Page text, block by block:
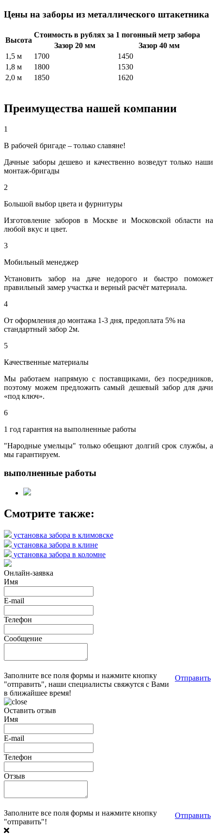
Цены на заборы из металлического штакетника
Высота
Стоимость в рублях за 1 погонный метр забора
Зазор 20 мм
Зазор 40 мм
1,5 м
1700
1450
1,8 м
1800
1530
2,0 м
1850 1620
Преимущества нашей компании
1
В рабочей бригаде – только славяне!
Дачные заборы дешево и качественно возведут только наши
монтаж-бригады
2
Большой выбор цвета и фурнитуры
Изготовление заборов в Москве и Московской области на
любой вкус и цвет.
3
Мобильный менеджер
Установить забор на даче недорого и быстро поможет
правильный замер участка и верный расчёт материала.
4
От оформления до монтажа 1-3 дня, предоплата 5% на
стандартный забор 2м.
5
Качественные материалы
Мы работаем напрямую с поставщиками, без посредников,
поэтому можем предложить самый дешевый забор для дачи
«под ключ».
6
1 год гарантия на выполненные работы
"Народные умельцы" только обещают долгий срок службы, а
мы гарантируем.
выполненные работы
Смотрите также:
установка забора в климовске
установка забора в клине
установка забора в коломне
Онлайн-заявка
Имя
E-mail
Телефон
Сообщение
Отправить
Заполните все поля формы и нажмите кнопку
"отправить", наши специалисты свяжутся с Вами
в ближайшее время!
Оставить отзыв
Имя
E-mail
Телефон
Отзыв
Отправить
Заполните все поля формы и нажмите кнопку
"отправить"!